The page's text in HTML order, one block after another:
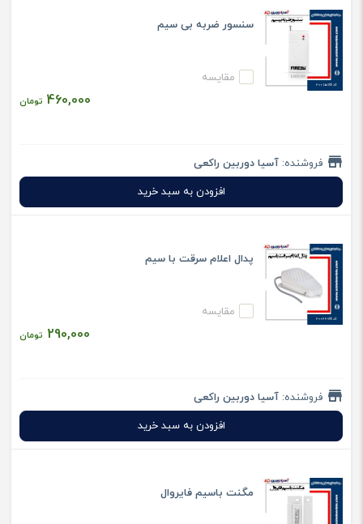
سنسور ضربه بی سیم
مقایسه
460,000 تومان
فروشنده: آسیا دوربین راکعی
افزودن به سبد خرید
پدال اعلام سرقت با سیم
مقایسه
290,000 تومان
فروشنده: آسیا دوربین راکعی
افزودن به سبد خرید
مگنت باسیم فایروال